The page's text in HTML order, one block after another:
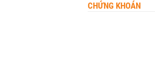
CHỨNG KHOÁN